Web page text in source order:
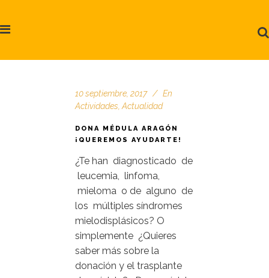
10 septiembre, 2017
En
Actividades Actualidad
DONA MÉDULA ARAGÓN
¡QUEREMOS AYUDARTE!
¿Te han diagnosticado de
leucemia, linfoma,
mieloma o de alguno de
los múltiples síndromes
mielodisplásicos? O
simplemente ¿Quieres
saber más sobre la
donación y el trasplante